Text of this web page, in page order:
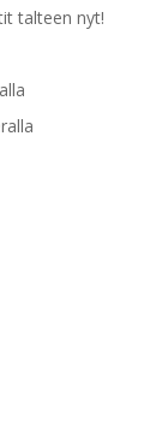
talteen nyt!